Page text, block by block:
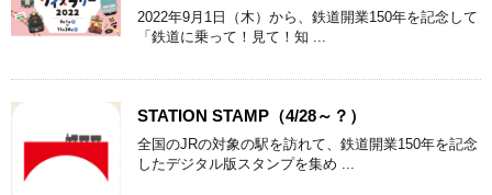
2022年9月1日（木）から、鉄道開業150年を記念して
「鉄道に乗って！見て！知 ...
STATION STAMP（4/28～？）
全国のJRの対象の駅を訪れて、鉄道開業150年を記念
したデジタル版スタンプを集め ...